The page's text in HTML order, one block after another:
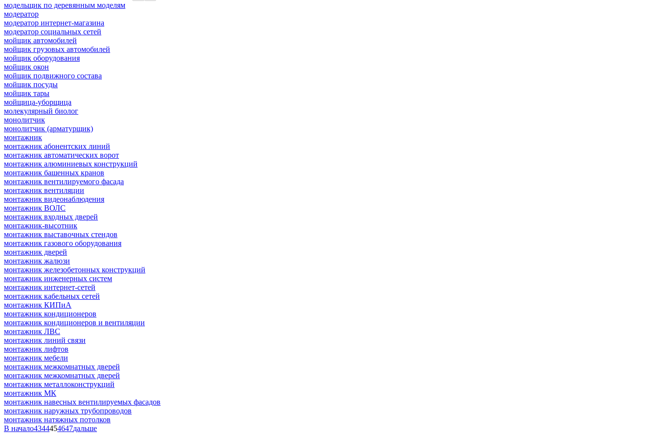
модельщик по деревянным моделям
модератор
модератор интернет-магазина
модератор социальных сетей
мойщик автомобилей
мойщик грузовых автомобилей
мойщик оборудования
мойщик окон
мойщик подвижного состава
мойщик посуды
мойщик тары
мойщица-уборщица
молекулярный биолог
монолитчик
монолитчик (арматурщик)
монтажник
монтажник абонентских линий
монтажник автоматических ворот
монтажник алюминиевых конструкций
монтажник башенных кранов
монтажник вентилируемого фасада
монтажник вентиляции
монтажник видеонаблюдения
монтажник ВОЛС
монтажник входных дверей
монтажник-высотник
монтажник выставочных стендов
монтажник газового оборудования
монтажник дверей
монтажник жалюзи
монтажник железобетонных конструкций
монтажник инженерных систем
монтажник интернет-сетей
монтажник кабельных сетей
монтажник КИПиА
монтажник кондиционеров
монтажник кондиционеров и вентиляции
монтажник ЛВС
монтажник линий связи
монтажник лифтов
монтажник мебели
монтажник межкомнатных дверей
монтажник межкомнатных дверей
монтажник металлоконструкций
монтажник МК
монтажник навесных вентилируемых фасадов
монтажник наружных трубопроводов
монтажник натяжных потолков
В начало4344454647дальше